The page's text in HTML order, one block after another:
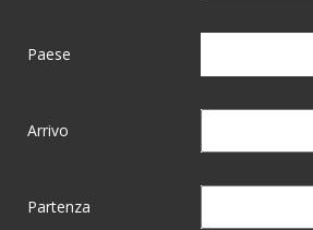
Paese
Arrivo
Partenza